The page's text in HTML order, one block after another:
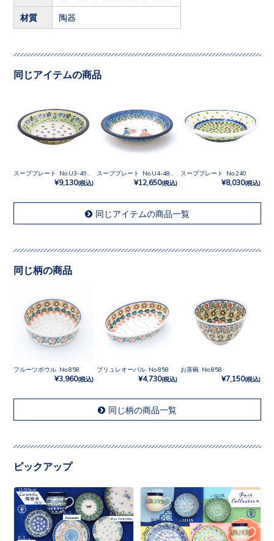
材質 陶器
同じアイテムの商品
¥9,130(税込) ¥12,650(税込)
スーププレート No.240
¥8,030(税込)
同じアイテムの商品一覧
同じ柄の商品
フルーツボウル No.858
¥3,960(税込)
ブリュレオーバル No.858
¥4,730(税込)
お茶碗 No.858
¥7,150(税込)
同じ柄の商品一覧
ピックアップ